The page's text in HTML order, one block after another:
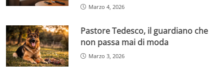
Marzo 4, 2026
Pastore Tedesco, il guardiano che
non passa mai di moda
Marzo 3, 2026